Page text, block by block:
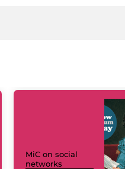
MiC on social
networks